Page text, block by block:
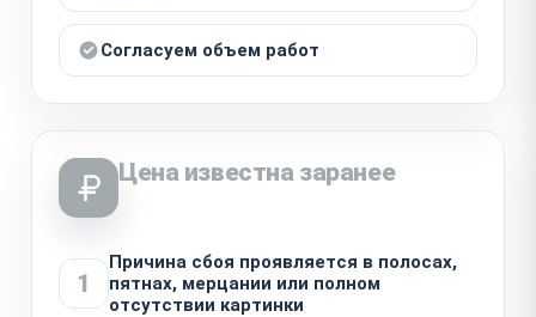
Согласуем объем работ
Цена известна заранее
1
Причина сбоя проявляется в полосах,
пятнах, мерцании или полном
отсутствии картинки